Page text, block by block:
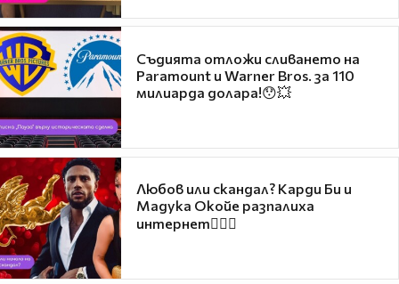
Съдията отложи сливането на
Paramount и Warner Bros. за 110
милиарда долара!😯💥
Любов или скандал? Карди Би и
Мадука Окойе разпалиха
интернет❤️‍🔥🔥